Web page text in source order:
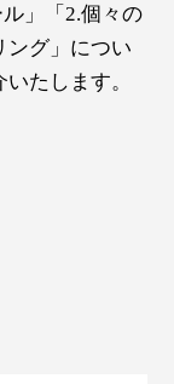
」「2.個々の
ング」につい
たします。